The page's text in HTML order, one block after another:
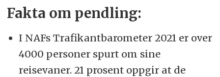
Fakta om pendling:
I NAFs Trafikantbarometer 2021 er over
4000 personer spurt om sine
reisevaner. 21 prosent oppgir at de